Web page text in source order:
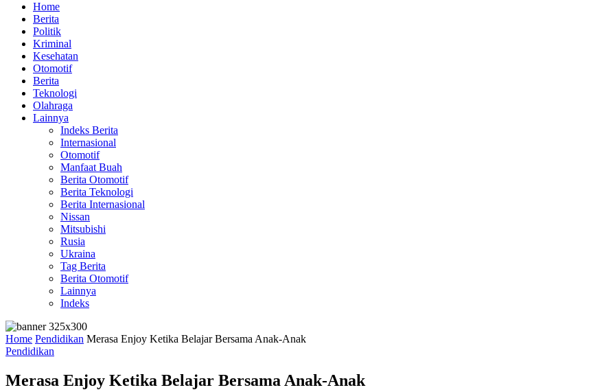
Home
Berita
Politik
Kriminal
Kesehatan
Otomotif
Berita
Teknologi
Olahraga
Lainnya
Indeks Berita
Internasional
Otomotif
Manfaat Buah
Berita Otomotif
Berita Teknologi
Berita Internasional
Nissan
Mitsubishi
Rusia
Ukraina
Tag Berita
Berita Otomotif
Lainnya
Indeks
Home Pendidikan Merasa Enjoy Ketika Belajar Bersama Anak-Anak
Pendidikan
Merasa Enjoy Ketika Belajar Bersama Anak-Anak